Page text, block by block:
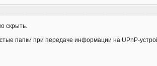
скрыть.
папки при передаче информации на UPnP-